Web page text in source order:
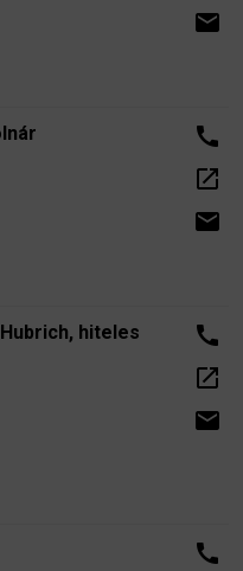
email
call
open_in_new
email
hiteles
call
open_in_new
email
call